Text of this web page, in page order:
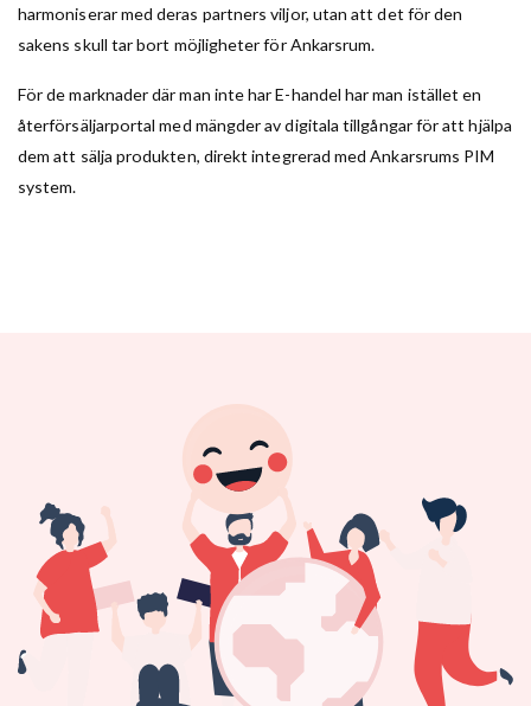
harmoniserar med deras partners viljor, utan att det för den
sakens skull tar bort möjligheter för Ankarsrum.
För de marknader där man inte har E-handel har man istället en
återförsäljarportal med mängder av digitala tillgångar för att hjälpa
dem att sälja produkten, direkt integrerad med Ankarsrums PIM
system.